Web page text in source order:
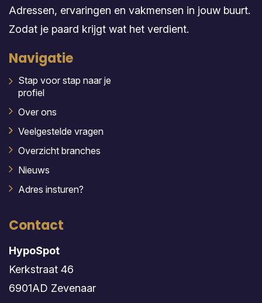
Adressen, ervaringen en vakmensen in jouw buurt.
Zodat je paard krijgt wat het verdient.
Navigatie
Stap voor stap naar je
profiel
Over ons
Veelgestelde vragen
Overzicht branches
Nieuws
Adres insturen?
Contact
HypoSpot
Kerkstraat 46
6901AD Zevenaar